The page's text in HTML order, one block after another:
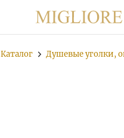
Каталог Душевые уголки,